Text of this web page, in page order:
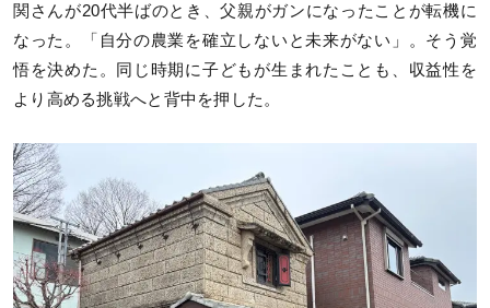
関さんが20代半ばのとき、父親がガンになったことが転機に
なった。「自分の農業を確立しないと未来がない」。そう覚
悟を決めた。同じ時期に子どもが生まれたことも、収益性を
より高める挑戦へと背中を押した。